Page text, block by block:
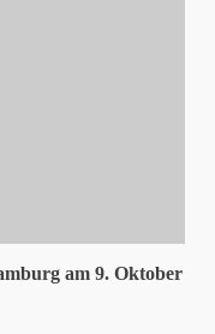
am 9. Oktober